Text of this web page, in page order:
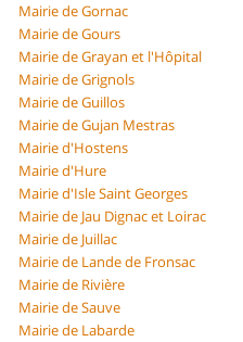
Mairie de Gornac
Mairie de Gours
Mairie de Grayan et l'Hôpital
Mairie de Grignols
Mairie de Guillos
Mairie de Gujan Mestras
Mairie d'Hostens
Mairie d'Hure
Mairie d'Isle Saint Georges
Mairie de Jau Dignac et Loirac
Mairie de Juillac
Mairie de Lande de Fronsac
Mairie de Rivière
Mairie de Sauve
Mairie de Labarde